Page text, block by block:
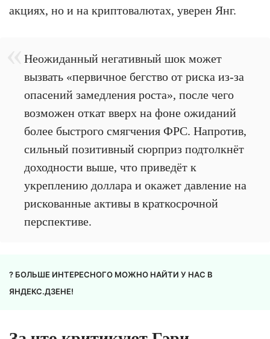
акциях, но и на криптовалютах, уверен Янг.
Неожиданный негативный шок может
вызвать «первичное бегство от риска из-за
опасений замедления роста», после чего
возможен откат вверх на фоне ожиданий
более быстрого смягчения ФРС. Напротив,
сильный позитивный сюрприз подтолкнёт
доходности выше, что приведёт к
укреплению доллара и окажет давление на
рискованные активы в краткосрочной
перспективе.
? БОЛЬШЕ ИНТЕРЕСНОГО МОЖНО НАЙТИ У НАС В
ЯНДЕКС.ДЗЕНЕ!